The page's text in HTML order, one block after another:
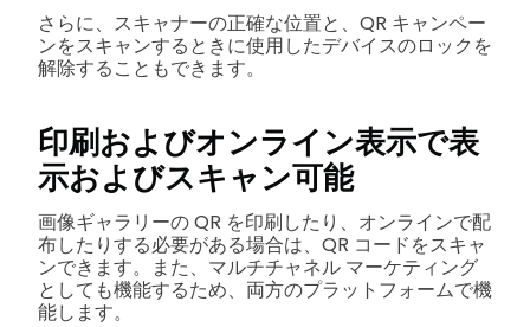
さらに、スキャナーの正確な位置と、QR キャンペー
ンをスキャンするときに使用したデバイスのロックを
解除することもできます。
印刷およびオンライン表示で表
示およびスキャン可能
画像ギャラリーの QR を印刷したり、オンラインで配
布したりする必要がある場合は、QR コードをスキャ
ンできます。また、マルチチャネル マーケティング
としても機能するため、両方のプラットフォームで機
能します。